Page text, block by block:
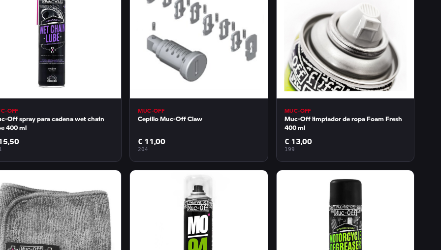
OFF
Off spray para cadena wet chain
400 ml
MUC-OFF
Cepillo Muc-Off Claw
€ 11,00
204
MUC-OFF
Muc-Off limpiador de ropa Foam Fresh
400 ml
€ 13,00
199